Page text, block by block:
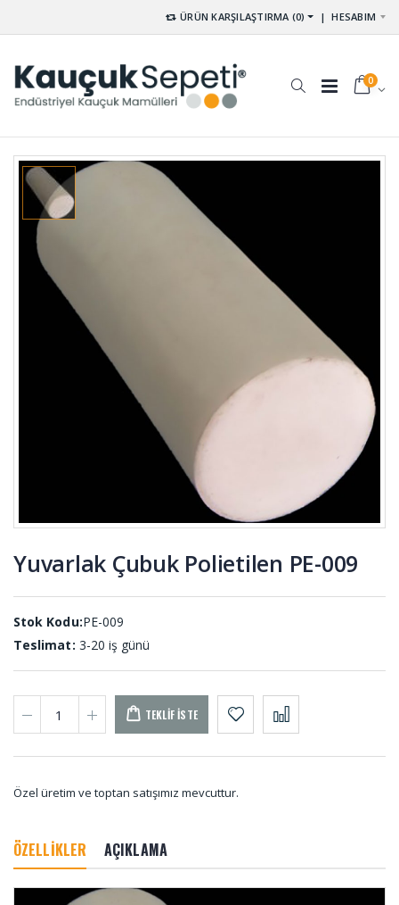
ÜRÜN KARŞILAŞTIRMA (0) |HESABIM
0
Yuvarlak Çubuk Polietilen PE-009
Stok Kodu:PE-009
Teslimat: 3-20 iş günü
TEKLIF İSTE
Özel üretim ve toptan satışımız mevcuttur.
ÖZELLİKLER AÇIKLAMA
Kompansatör
Dolum
Takozu HT-
001
Sivri Uclu
Sıyırıcı Şerit
001
Lastikleri